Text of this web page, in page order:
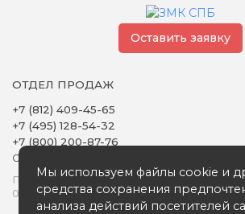
Мы используем файлы cookie и
средства сохранения
анализа действий посетителей
Оставить заявку
ОТДЕЛ ПРОДАЖ
+7 (812) 409-45-65
+7 (495) 128-54-32
+7 (800) 200-87-76
Обратный звонок
Понедельник - Пятница
09:00 - 18:00